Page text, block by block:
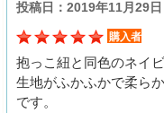
投稿日：2019年11月29日
購入者
抱っこ紐と同色のネイ
生地がふかふかで柔ら
です。